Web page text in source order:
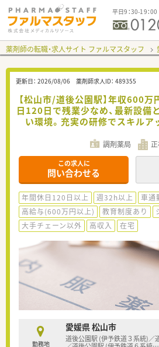
平日9：30-19：
薬剤師の転職・求人サイト ファルマスタッフ
更新日： 2026/08/06 薬剤師求人ID： 489355
【松山市/道後公園駅】年収600万
日120日で残業少なめ、最新設備
い環境。充実の研修でスキルア
調剤薬局
この求人に
問い合わせる
年間休日120日以上 週32h以上
車通
高給与(600万円以上)
教育制度あり
大手チェーン以外
高収入 在宅
勤務地
愛媛県 松山市
道後公園駅 (伊予鉄道３系統)／